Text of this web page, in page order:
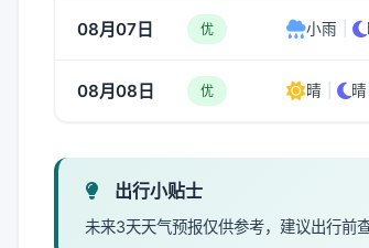
08月07日 优 小雨
08月08日 优 晴 晴
出行小贴士
未来3天天气预报仅供参考，建议出行前